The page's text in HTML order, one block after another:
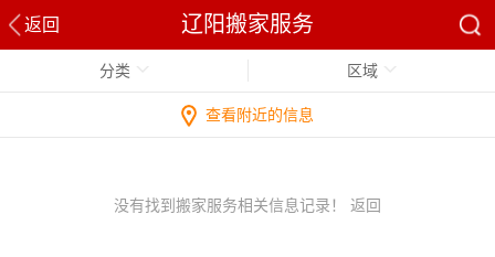
返回 辽阳搬家服务
分类 区域
查看附近的信息
没有找到搬家服务相关信息记录！ 返回